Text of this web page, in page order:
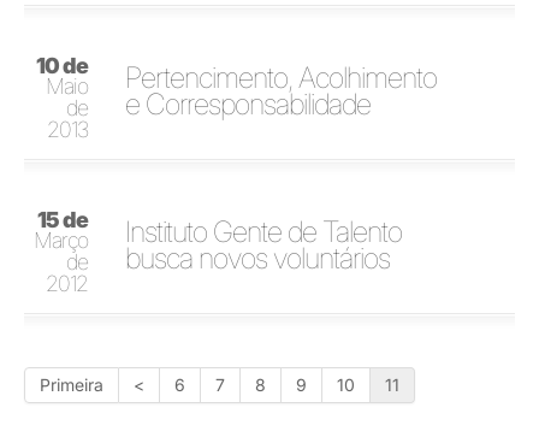
10 de
Maio
de
2013
Pertencimento, Acolhimento
e Corresponsabilidade
15 de
Março
de
2012
Instituto Gente de Talento
busca novos voluntários
Primeira < 6 7 8 9 10 11